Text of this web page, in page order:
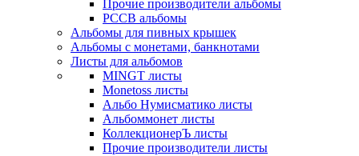
Прочие производители альбомы
РССВ альбомы
Альбомы для пивных крышек
Альбомы с монетами, банкнотами
Листы для альбомов
MINGT листы
Monetoss листы
Альбо Нумисматико листы
Альбоммонет листы
КоллекционерЪ листы
Прочие производители листы